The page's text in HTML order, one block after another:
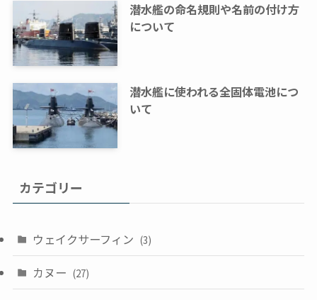
潜水艦の命名規則や名前の付け方
について
潜水艦に使われる全固体電池につ
いて
カテゴリー
ウェイクサーフィン (3)
カヌー (27)